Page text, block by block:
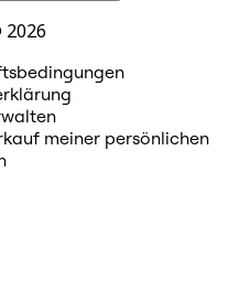
2026
meiner persönlichen